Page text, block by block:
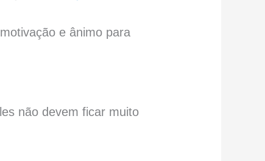
e ânimo para
não devem ficar muito